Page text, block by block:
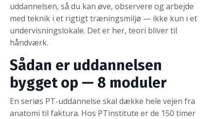
uddannelsen, så du kan øve, observere og arbejde
med teknik i et rigtigt træningsmiljø — ikke kun i et
undervisningslokale. Det er her, teori bliver til
håndværk.
Sådan er uddannelsen
bygget op — 8 moduler
En seriøs PT-uddannelse skal dække hele vejen fra
anatomi til faktura. Hos PTinstitute er de 150 timer